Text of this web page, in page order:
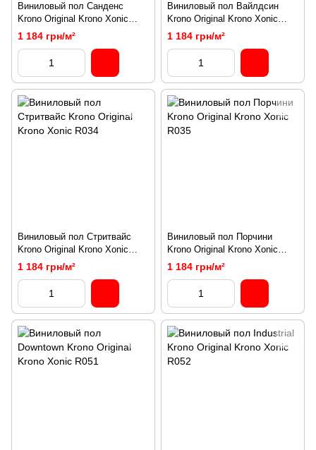
Виниловый пол Санденс
Krono Original Krono Xonic
R026
1 184 грн/м²
Виниловый пол Вайлдсин
Krono Original Krono Xonic
R033
1 184 грн/м²
Виниловый пол Стритвайс
Krono Original Krono Xonic
R034
1 184 грн/м²
Виниловый пол Порчини
Krono Original Krono Xonic
R035
1 184 грн/м²